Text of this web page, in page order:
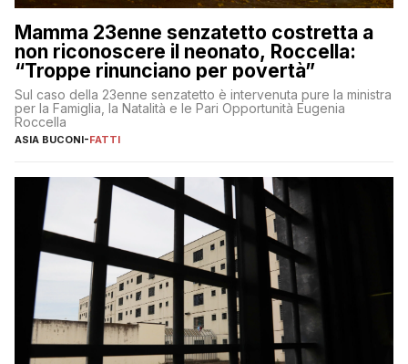
Mamma 23enne senzatetto costretta a
non riconoscere il neonato, Roccella:
“Troppe rinunciano per povertà”
Sul caso della 23enne senzatetto è intervenuta pure la ministra
per la Famiglia, la Natalità e le Pari Opportunità Eugenia
Roccella
ASIA BUCONI-FATTI